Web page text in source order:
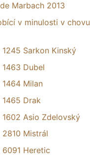
Marbach 2013
v minulosti v chovu
Sarkon Kinský
Dubel
Milan
Drak
Asio Zdelovský
Mistrál
Heretic